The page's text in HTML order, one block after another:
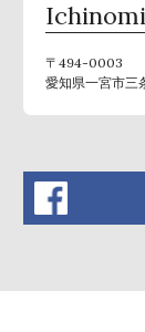
〒494-0003
愛知県一宮市三